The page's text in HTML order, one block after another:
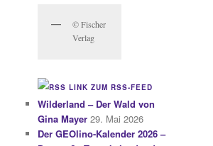
© Fischer
Verlag
LINK ZUM RSS-FEED
Wilderland – Der Wald von
Gina Mayer 29. Mai 2026
Der GEOlino-Kalender 2026 –